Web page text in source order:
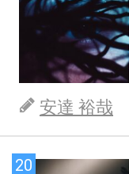
安達 裕哉
20